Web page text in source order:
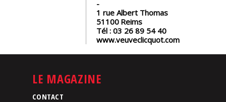
1 rue Albert Thomas
51100 Reims
Tél : 03 26 89 54 40
www.veuveclicquot.com
LE MAGAZINE
CONTACT